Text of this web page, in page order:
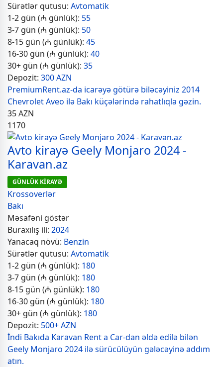
Sürətlər qutusu: Avtomatik
1-2 gün (₼ günlük): 55
3-7 gün (₼ günlük): 50
8-15 gün (₼ günlük): 45
16-30 gün (₼ günlük): 40
30+ gün (₼ günlük): 35
Depozit: 300 AZN
PremiumRent.az-da icarəyə götürə biləcəyiniz 2014
Chevrolet Aveo ilə Bakı küçələrində rahatlıqla gəzin.
35AZN
1170
Avto kirayə Geely Monjaro 2024 -
Karavan.az
GÜNLÜK KİRAYƏ
Krossoverlər
Bakı
Məsafəni göstər
Buraxılış ili: 2024
Yanacaq növü: Benzin
Sürətlər qutusu: Avtomatik
1-2 gün (₼ günlük): 180
3-7 gün (₼ günlük): 180
8-15 gün (₼ günlük): 180
16-30 gün (₼ günlük): 180
30+ gün (₼ günlük): 180
Depozit: 500+ AZN
İndi Bakıda Karavan Rent a Car-dan əldə edilə bilən
Geely Monjaro 2024 ilə sürücülüyün gələcəyinə addım
atın.